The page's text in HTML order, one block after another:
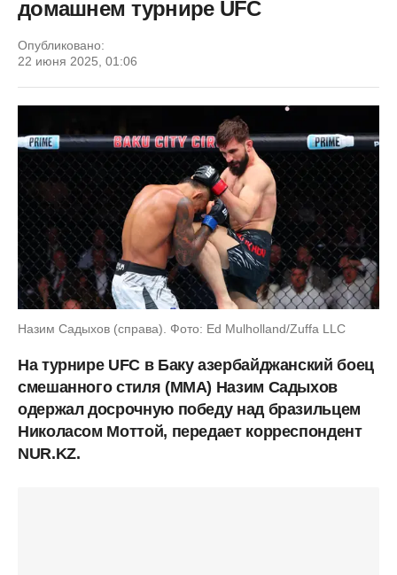
домашнем турнире UFC
Опубликовано:
22 июня 2025, 01:06
Назим Садыхов (справа). Фото: Ed Mulholland/Zuffa LLC
На турнире UFC в Баку азербайджанский боец
смешанного стиля (ММА) Назим Садыхов
одержал досрочную победу над бразильцем
Николасом Моттой, передает корреспондент
NUR.KZ.